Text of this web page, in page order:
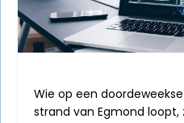
Wie op een
strand van Egmond